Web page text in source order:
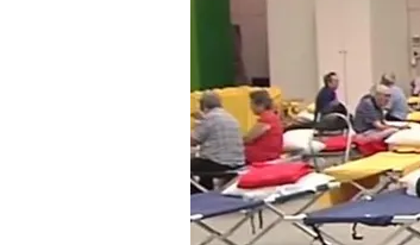
provincias
El fuego
la ayuda
Compartir